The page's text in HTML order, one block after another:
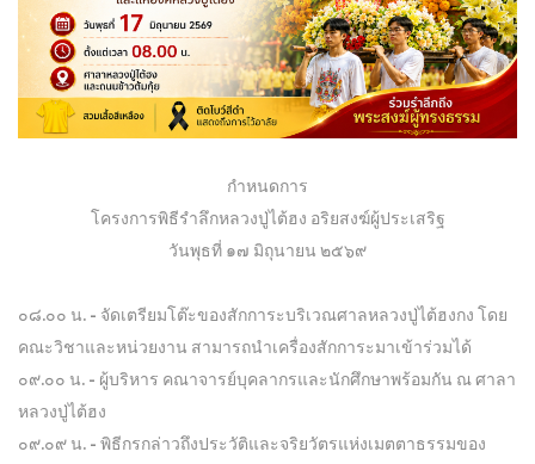
กำหนดการ
โครงการพิธีรำลึกหลวงปู่ไต้ฮง อริยสงฆ์ผู้ประเสริฐ
วันพุธที่ ๑๗ มิถุนายน ๒๕๖๙
๐๘.๐๐ น. - จัดเตรียมโต๊ะของสักการะบริเวณศาลหลวงปู่ไต้ฮงกง โดย
คณะวิชาและหน่วยงาน สามารถนำเครื่องสักการะมาเข้าร่วมได้
๐๙.๐๐ น. - ผู้บริหาร คณาจารย์บุคลากรและนักศึกษาพร้อมกัน ณ ศาลา
หลวงปู่ไต้ฮง
๐๙.๐๙ น. - พิธีกรกล่าวถึงประวัติและจริยวัตรแห่งเมตตาธรรมของ